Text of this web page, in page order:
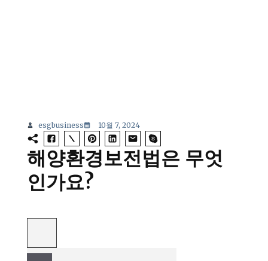
esgbusiness 10월 7, 2024
해양환경보전법은 무엇
인가요?